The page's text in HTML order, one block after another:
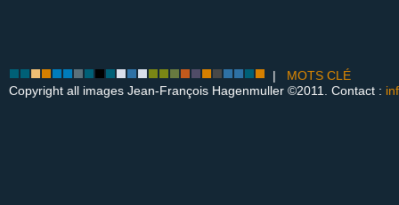
| MOTS CLÉ
Copyright all images Jean-François Hagenmuller ©2011. Contact :